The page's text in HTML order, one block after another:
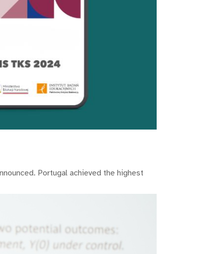
Portugal achieved the highest